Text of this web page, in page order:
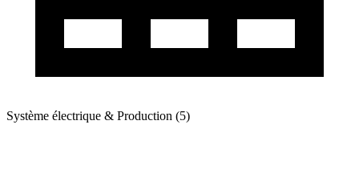
Système électrique & Production (5)